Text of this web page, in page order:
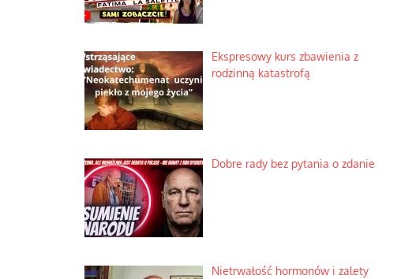
Ekspresowy kurs zbawienia z
rodzinną katastrofą
Dobre rady bez pytania o zdanie
Nietrwałość hormonów i zalety